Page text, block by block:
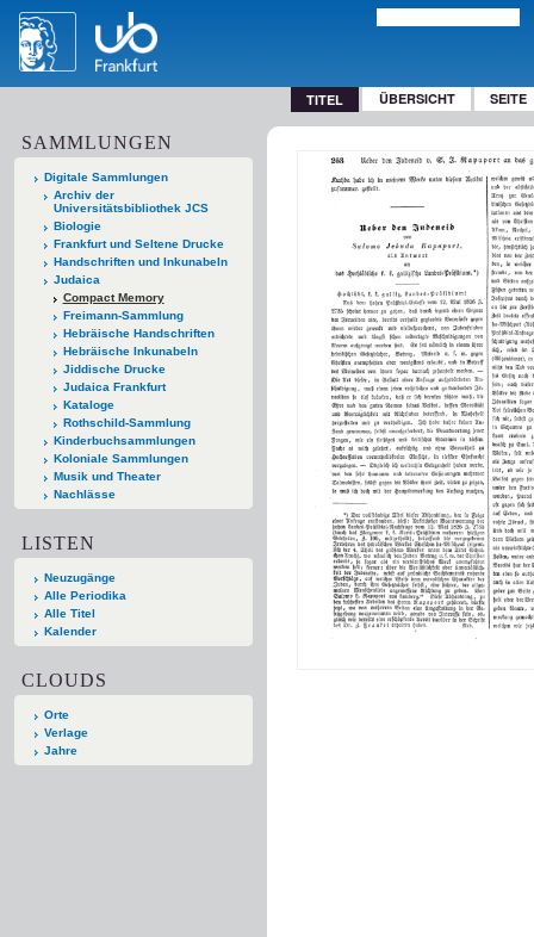
TITEL ÜBERSICHT SEITE
SAMMLUNGEN
Digitale Sammlungen
Archiv der
Universitätsbibliothek JCS
Biologie
Frankfurt und Seltene Drucke
Handschriften und Inkunabeln
Judaica
Compact Memory
Freimann-Sammlung
Hebräische Handschriften
Hebräische Inkunabeln
Jiddische Drucke
Judaica Frankfurt
Kataloge
Rothschild-Sammlung
Kinderbuchsammlungen
Koloniale Sammlungen
Musik und Theater
Nachlässe
LISTEN
Neuzugänge
Alle Periodika
Alle Titel
Kalender
CLOUDS
Orte
Verlage
Jahre